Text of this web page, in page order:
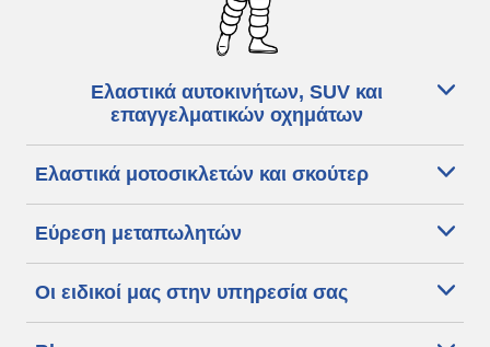
Ελαστικά αυτοκινήτων, SUV και
επαγγελματικών οχημάτων
Ελαστικά μοτοσικλετών και σκούτερ
Εύρεση μεταπωλητών
Οι ειδικοί μας στην υπηρεσία σας